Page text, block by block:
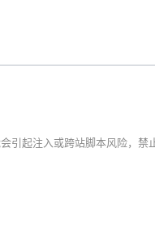
引起注入或跨站脚本风险，禁